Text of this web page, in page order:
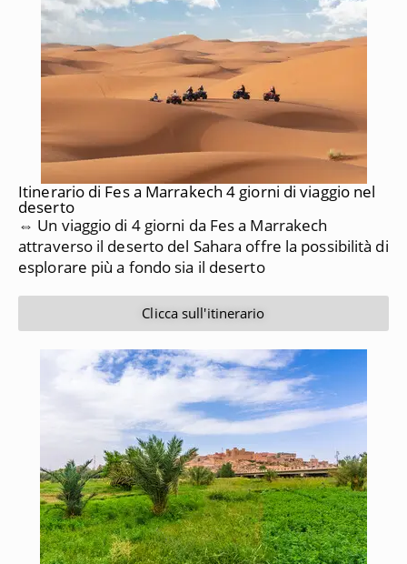
Itinerario di Fes a Marrakech 4 giorni di viaggio nel
deserto
⇔ Un viaggio di 4 giorni da Fes a Marrakech
attraverso il deserto del Sahara offre la possibilità di
esplorare più a fondo sia il deserto
Clicca sull'itinerario